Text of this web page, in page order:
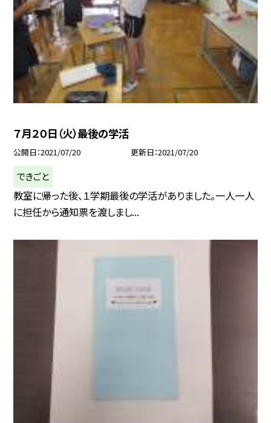
７月２０日（火）最後の学活
公開日 2021/07/20 更新日 2021/07/20
できごと
教室に帰った後、１学期最後の学活がありました。一人一人
に担任から通知票を渡しまし...